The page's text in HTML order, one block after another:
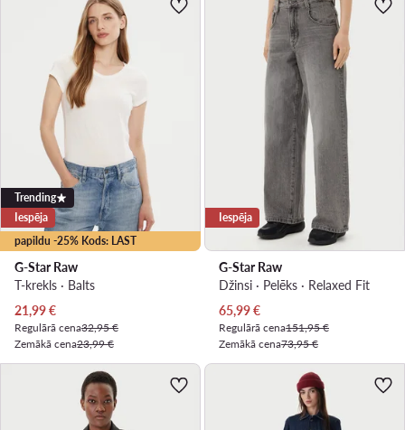
papildu -25% Kods: LAST
Trending
Iespēja
G-Star Raw
T-krekls · Balts
Pašreizējā cena
21,99€
Regulārā cena32,95 €
Zemākā cena23,99 €
Iespēja
G-Star Raw
Džinsi · Pelēks · Relaxed Fit
Pašreizējā cena
65,99€
Regulārā cena151,95 €
Zemākā cena73,95 €